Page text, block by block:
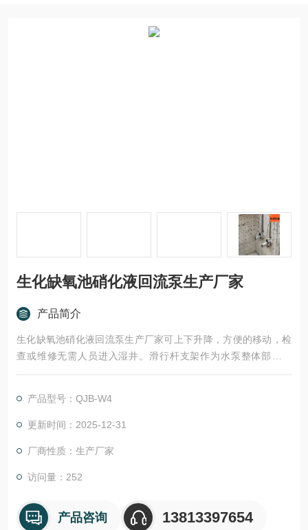
生化缺氧池硝化液回流泵生产厂家
产品简介
生化缺氧池硝化液回流泵生产厂家可上下升降，方便的移动，检
查或维修无需人员进入湿井。滑行杆支架作为水泵整体部件之
一。水泵全部的重量受力在导杆支架上，导杆支架可承受水泵形
行。
产品型号：QJB-W4
更新时间：2025-12-31
厂商性质：生产厂家
访问量：252
产品咨询 13813397654